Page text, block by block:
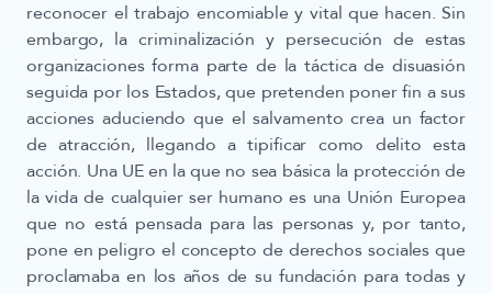
reconocer el trabajo encomiable y vital que hacen. Sin
embargo, la criminalización y persecución de estas
organizaciones forma parte de la táctica de disuasión
seguida por los Estados, que pretenden poner fin a sus
acciones aduciendo que el salvamento crea un factor
de atracción, llegando a tipificar como delito esta
acción. Una UE en la que no sea básica la protección de
la vida de cualquier ser humano es una Unión Europea
que no está pensada para las personas y, por tanto,
pone en peligro el concepto de derechos sociales que
proclamaba en los años de su fundación para todas y